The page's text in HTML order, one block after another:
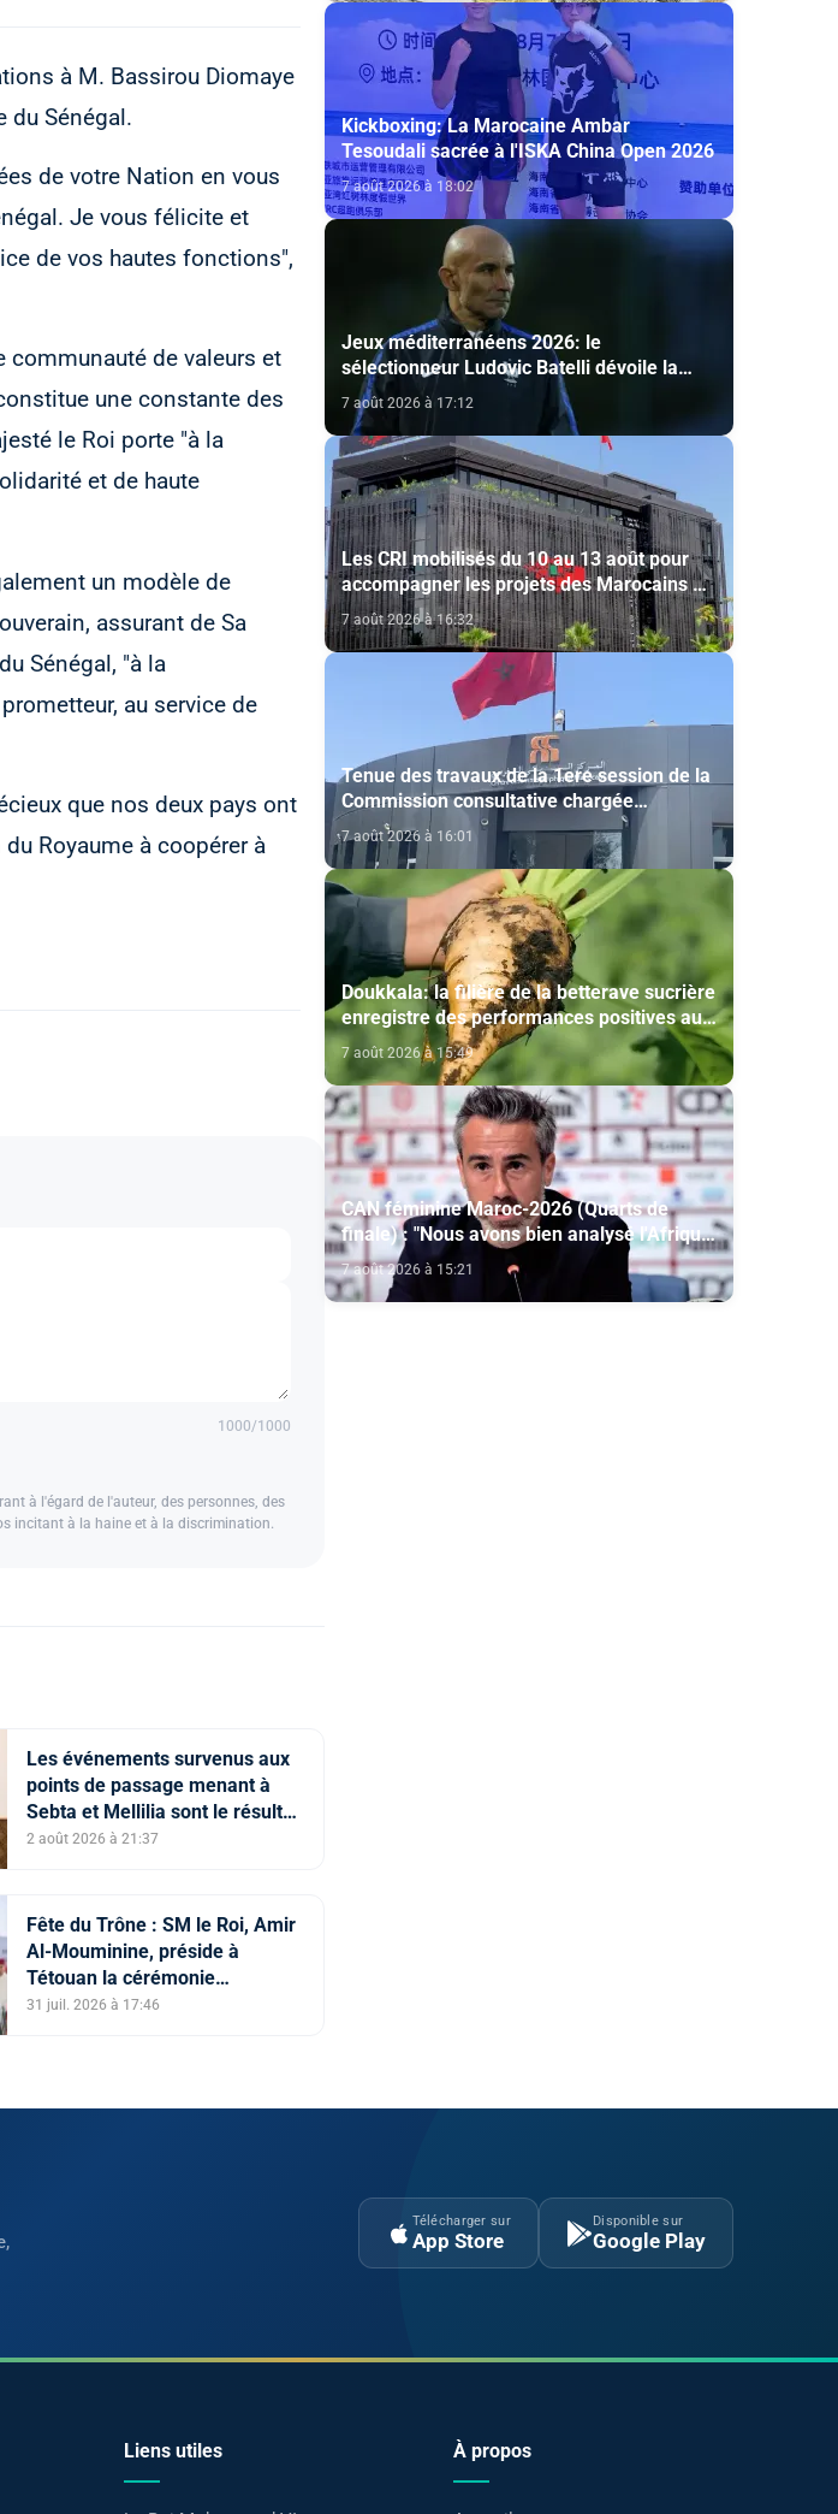
à M. Bassirou Diomaye
du Sénégal.
de votre Nation en vous
Je vous félicite et
de vos hautes fonctions",
communauté de valeurs et
une constante des
le Roi porte "à la
et de haute
un modèle de
assurant de Sa
Sénégal, "à la
au service de
que nos deux pays ont
Royaume à coopérer à
1000/1000
à l'égard de l'auteur, des personnes, des
incitant à la haine et à la discrimination.
Les événements survenus aux
points de passage menant à
Sebta et Mellilia sont le résultat
de facteurs intriqués, dont
numérique et la diffusion
d'informations trompeuses
(Porte-parole du ministère de
l'Intérieur)
2 août 2026 à 21:37
Fête du Trône : SM le Roi, Amir
Al-Mouminine, préside à
Tétouan la cérémonie
d'allégeance
31 juil. 2026 à 17:46
Kickboxing: La Marocaine Ambar
Tesoudali sacrée à l'ISKA China Open 2026
7 août 2026 à 18:02
Jeux méditerranéens 2026: le
sélectionneur Ludovic Batelli dévoile la
liste finale de l'équipe nationale U20
7 août 2026 à 17:12
Les CRI mobilisés du 10 au 13 août pour
accompagner les projets des Marocains du
Monde
7 août 2026 à 16:32
Tenue des travaux de la 1ere session de la
Commission consultative chargée
d’émettre un avis sur la délivrance de la
carte du professionnel du cinéma (CCM)
7 août 2026 à 16:01
Doukkala: la filière de la betterave sucrière
enregistre des performances positives au
titre de la campagne agricole 2025-2026
7 août 2026 à 15:49
CAN féminine Maroc-2026 (Quarts de
finale) : "Nous avons bien analysé l'Afrique
du Sud pour aller chercher la victoire"
(Jorge Vilda)
7 août 2026 à 15:21
Télécharger sur
App Store
Disponible sur
Google Play
Liens utiles À propos